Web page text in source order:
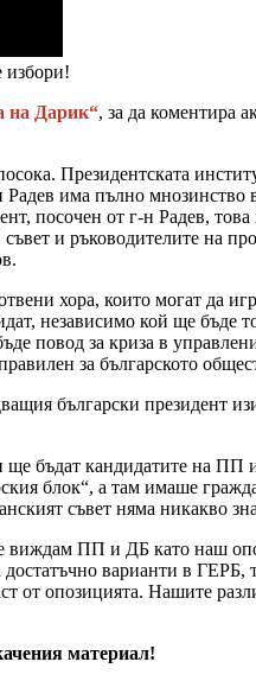
избори!
на Дарик“, за да коментира
Президентската
има пълно
посочен от г-н Радев,
и ръководителите на
хора, които могат да
независимо кой ще бъде
повод за криза в
за българското
български президент
ще бъдат кандидатите на
блок“, а там имаше
съвет няма никакво
ПП и ДБ като наш
варианти в
опозицията. Нашите
материал!